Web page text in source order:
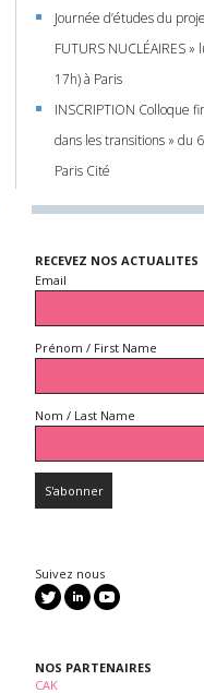
Journée d’études du
FUTURS NUCLÉAIRES
17h) à Paris
INSCRIPTION Colloque
dans les transitions » du
Paris Cité
RECEVEZ NOS ACTUALITES
Email
Prénom / First Name
Nom / Last Name
Suivez nous
NOS PARTENAIRES
CAK